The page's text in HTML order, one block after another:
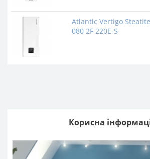
Корисна
Atlantic Vertigo
080 2F 220E-S